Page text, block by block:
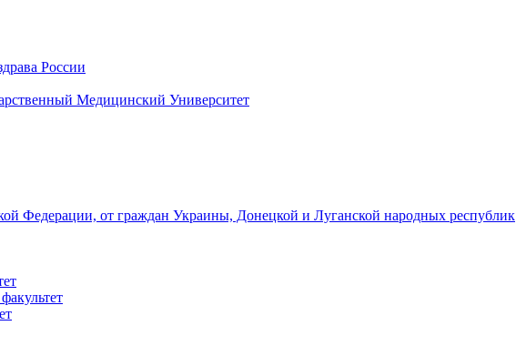
Медицинский Университет
Федерации, от граждан Украины, Донецкой и Луганской народных республик